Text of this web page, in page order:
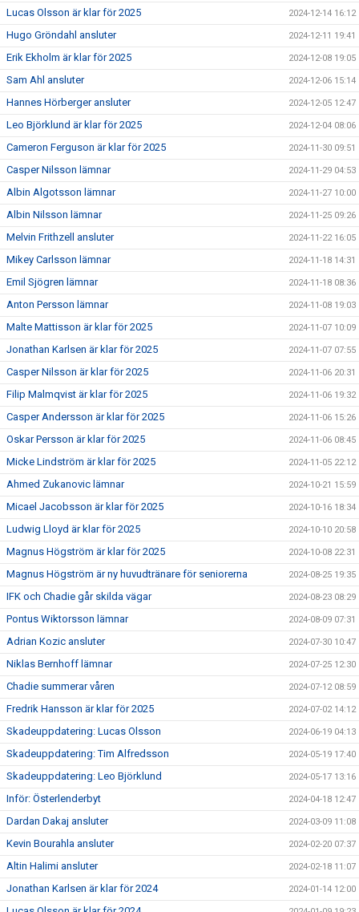
Lucas Olsson är klar för 2025 2024-12-14 16:12
Hugo Gröndahl ansluter 2024-12-11 19:41
Erik Ekholm är klar för 2025 2024-12-08 19:05
Sam Ahl ansluter 2024-12-06 15:14
Hannes Hörberger ansluter 2024-12-05 12:47
Leo Björklund är klar för 2025 2024-12-04 08:06
Cameron Ferguson är klar för 2025 2024-11-30 09:51
Casper Nilsson lämnar 2024-11-29 04:53
Albin Algotsson lämnar 2024-11-27 10:00
Albin Nilsson lämnar 2024-11-25 09:26
Melvin Frithzell ansluter 2024-11-22 16:05
Mikey Carlsson lämnar 2024-11-18 14:31
Emil Sjögren lämnar 2024-11-18 08:36
Anton Persson lämnar 2024-11-08 19:03
Malte Mattisson är klar för 2025 2024-11-07 10:09
Jonathan Karlsen är klar för 2025 2024-11-07 07:55
Casper Nilsson är klar för 2025 2024-11-06 20:31
Filip Malmqvist är klar för 2025 2024-11-06 19:32
Casper Andersson är klar för 2025 2024-11-06 15:26
Oskar Persson är klar för 2025 2024-11-06 08:45
Micke Lindström är klar för 2025 2024-11-05 22:12
Ahmed Zukanovic lämnar 2024-10-21 15:59
Micael Jacobsson är klar för 2025 2024-10-16 18:34
Ludwig Lloyd är klar för 2025 2024-10-10 20:58
Magnus Högström är klar för 2025 2024-10-08 22:31
Magnus Högström är ny huvudtränare för seniorerna 2024-08-25 19:35
IFK och Chadie går skilda vägar 2024-08-23 08:29
Pontus Wiktorsson lämnar 2024-08-09 07:31
Adrian Kozic ansluter 2024-07-30 10:47
Niklas Bernhoff lämnar 2024-07-25 12:30
Chadie summerar våren 2024-07-12 08:59
Fredrik Hansson är klar för 2025 2024-07-02 14:12
Skadeuppdatering: Lucas Olsson 2024-06-19 04:13
Skadeuppdatering: Tim Alfredsson 2024-05-19 17:40
Skadeuppdatering: Leo Björklund 2024-05-17 13:16
Inför: Österlenderbyt 2024-04-18 12:47
Dardan Dakaj ansluter 2024-03-09 11:08
Kevin Bourahla ansluter 2024-02-20 07:37
Altin Halimi ansluter 2024-02-18 11:07
Jonathan Karlsen är klar för 2024 2024-01-14 12:00